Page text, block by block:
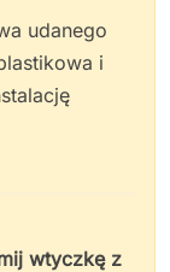
udanego
i
wtyczkę z